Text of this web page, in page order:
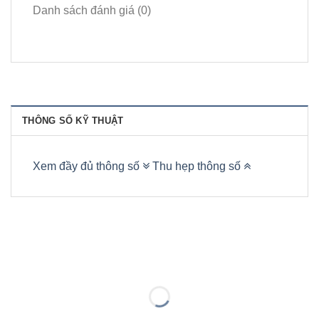
Danh sách đánh giá (0)
THÔNG SỐ KỸ THUẬT
Xem đầy đủ thông số Thu hẹp thông số